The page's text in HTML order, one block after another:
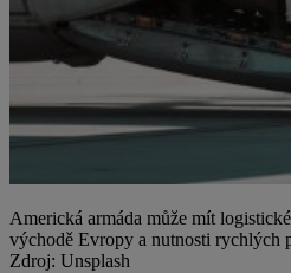
Americká armáda může mít
východě Evropy a nutnosti rychlých
Zdroj: Unsplash